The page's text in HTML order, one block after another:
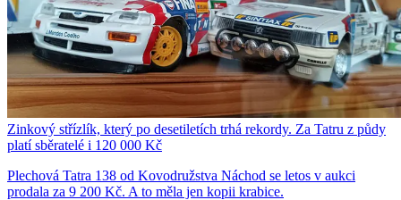
Zinkový střízlík, který po desetiletích trhá rekordy. Za Tatru z půdy
platí sběratelé i 120 000 Kč
Plechová Tatra 138 od Kovodružstva Náchod se letos v aukci
prodala za 9 200 Kč. A to měla jen kopii krabice.